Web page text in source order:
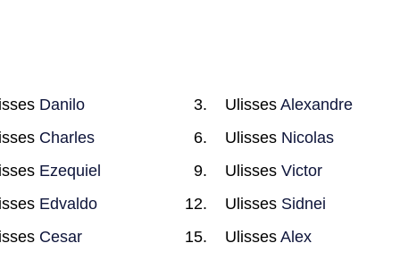
Danilo UlissesAlexandre
Charles Ulisses Nicolas
Ezequiel UlissesVictor
Edvaldo Ulisses Sidnei
Cesar UlissesAlex